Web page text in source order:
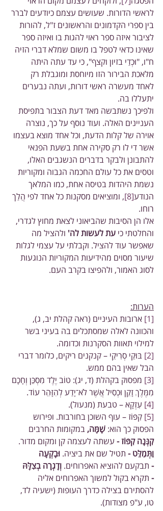
לראשי הדורות. שעושים עצמם כיודעים לברר
בין ספרי הקדמונים והראשונים ז"ל, להורות
לציבור איזה ספר ראוי להגות בו ואיזה ספר
שאינו כדאי לטפל בו משום שמלא דברי הזיה
ח"ו, "וּכְדַי בזיון וקצף", כי עד עתה היתה
מלאכת הבירור הזו מיוחסת ומוגבלת רק
לאחד מעשרה ראשי דורות, ועתה נבערים
יתעללו בה.
ולפיכך נשתבשה מאד דעת הצבור בתפיסת
העניינים האלה. ועוד נוסף על כך, נוצרה
אוירה של קלות הדעת, וכל אחד מוצא בעצמו
אשר די לו רק סקירה אחת בשעת הפנאי
להתבונן ולבקר בדברים הנשגבים האלו,
וטסים את כל עולם החכמה הגבוה ומקוריות
נשמת היהדות בטיסה אחת, כמו המלאך
הנודע[8]
, ומוציאים מסקנות כל אחד לפי הֲלַך
רוחו.
אלו הן הסיבות שהביאוני לצאת מחוץ לגדרי,
והחלטתי כי עת לעשות לה' ולהציל מה
שאפשר עוד להציל. וקבלתי על עצמי לגלות
שיעור מסוים מהידיעות המקוריות הנוגעות
לסוג האמור, ולהפיצו בקרב העם.
הערות:
[1]
ארובות העיניים (ראה קהלת יב, ג),
והכוונה לאלה שמסתכלים בה בעיני בשר
למילוי תאוות הסקרנות וכדומה.
[2]
בּוּקֵי סְרִיקֵי – קנקנים ריקים, כלומר דברי
הבל שאין בהם ממש.
[3]
מפסוק בקהלת (ד, יג): טוֹב יֶלֶד מִסְכֵּן וְחָכָם
מִמֶּלֶךְ זָקֵן וּכְסִיל אֲשֶׁר לֹא־יָדַע לְהִזָּהֵר עוֹד.
[4]
עִזְקָא – טבעת (מנעול).
[5]
קִפּוֹז – עוף השוכן בחורבות. ופירוש
הפסוק כך הוא: שָׁמָּה, במקומות החרבים
קִנְּנָה קִפּוֹז - עשתה לעצמה קן ומקום מדור.
וַתְּמַלֵּט - תטיל שם את ביציה. וּבָקְעָה
- תבקעם להוציא האפרוחים. וְדָגְרָה בְצִלָּהּ
- תקרא בקול למשוך האפרוחים אליה
להסתירם בצילה כדרך העופות (ישעיה לד,
טו, ע"פ מצודות).